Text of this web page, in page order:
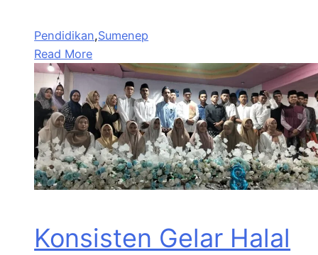
Pendidikan,Sumenep
Read More
Konsisten Gelar Halal